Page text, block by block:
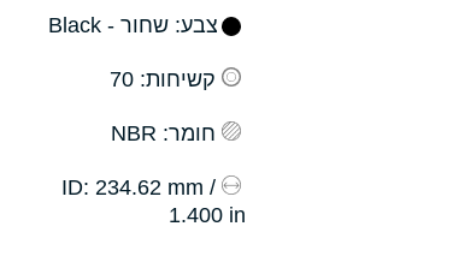
צבע: שחור - Black
קשיחות: 70
חומר: NBR
: 234.62 mm /
1.400 in